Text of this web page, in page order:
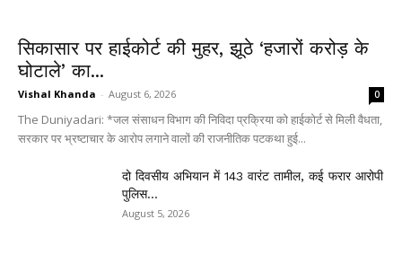
सिकासार पर हाईकोर्ट की मुहर, झूठे ‘हजारों करोड़ के
घोटाले’ का...
Vishal Khanda - August 6, 2026 0
The Duniyadari: *जल संसाधन विभाग की निविदा प्रक्रिया को हाईकोर्ट से मिली वैधता,
सरकार पर भ्रष्टाचार के आरोप लगाने वालों की राजनीतिक पटकथा हुई...
दो दिवसीय अभियान में 143 वारंट तामील, कई फरार आरोपी
पुलिस...
August 5, 2026